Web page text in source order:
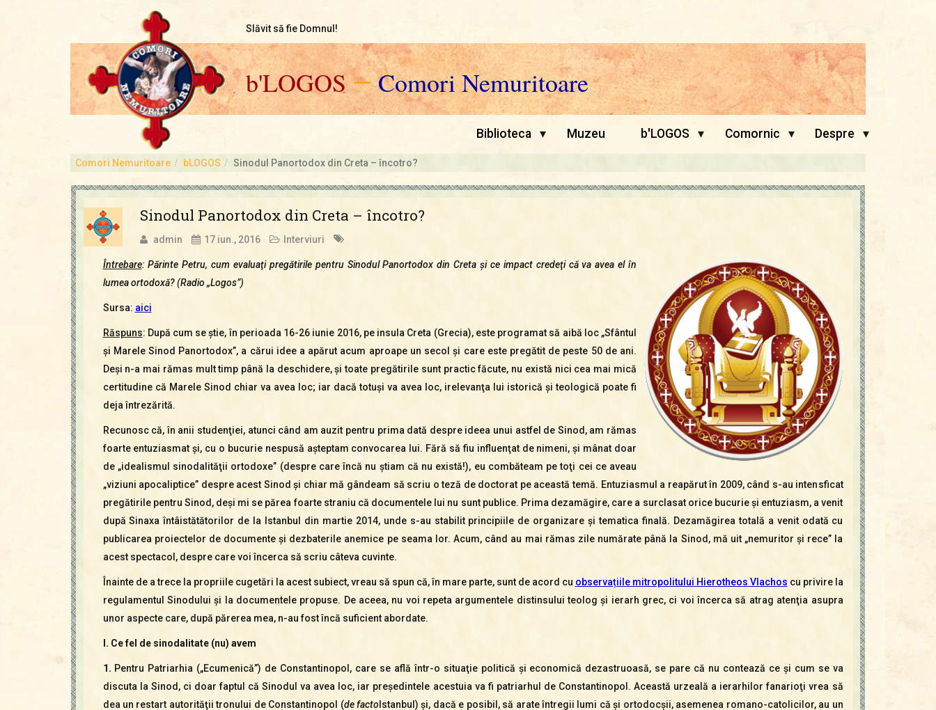
Slăvit să fie Domnul!
b'LOGOS—Comori Nemuritoare
Biblioteca ▾ Muzeu b'LOGOS ▾ Comornic ▾ Despre ▾
Comori Nemuritoare bLOGOS Sinodul Panortodox din Creta – încotro?
Sinodul Panortodox din Creta – încotro?
admin 17 iun., 2016 Interviuri
Întrebare: Părinte Petru, cum evaluaţi pregătirile pentru Sinodul Panortodox din Creta şi ce impact credeţi că va avea el în
lumea ortodoxă? (Radio „Logos”)
Sursa: aici
Răspuns: După cum se ştie, în perioada 16-26 iunie 2016, pe insula Creta (Grecia), este programat să aibă loc „Sfântul
şi Marele Sinod Panortodox”, a cărui idee a apărut acum aproape un secol şi care este pregătit de peste 50 de ani.
Deşi n-a mai rămas mult timp până la deschidere, şi toate pregătirile sunt practic făcute, nu există nici cea mai mică
certitudine că Marele Sinod chiar va avea loc; iar dacă totuşi va avea loc, irelevanţa lui istorică şi teologică poate fi
deja întrezărită.
Recunosc că, în anii studenţiei, atunci când am auzit pentru prima dată despre ideea unui astfel de Sinod, am rămas
foarte entuziasmat şi, cu o bucurie nespusă aşteptam convocarea lui. Fără să fiu influenţat de nimeni, şi mânat doar
de „idealismul sinodalităţii ortodoxe” (despre care încă nu ştiam că nu există!), eu combăteam pe toţi cei ce aveau
„viziuni apocaliptice” despre acest Sinod şi chiar mă gândeam să scriu o teză de doctorat pe această temă. Entuziasmul a reapărut în 2009, când s-au intensficat
pregătirile pentru Sinod, deşi mi se părea foarte straniu că documentele lui nu sunt publice. Prima dezamăgire, care a surclasat orice bucurie şi entuziasm, a venit
după Sinaxa întâistătătorilor de la Istanbul din martie 2014, unde s-au stabilit principiile de organizare şi tematica finală. Dezamăgirea totală a venit odată cu
publicarea proiectelor de documente şi dezbaterile anemice pe seama lor. Acum, când au mai rămas zile numărate până la Sinod, mă uit „nemuritor şi rece” la
acest spectacol, despre care voi încerca să scriu câteva cuvinte.
Înainte de a trece la propriile cugetări la acest subiect, vreau să spun că, în mare parte, sunt de acord cu observațiile mitropolitului Hierotheos Vlachos cu privire la
regulamentul Sinodului şi la documentele propuse. De aceea, nu voi repeta argumentele distinsului teolog şi ierarh grec, ci voi încerca să atrag atenţia asupra
unor aspecte care, după părerea mea, n-au fost încă suficient abordate.
I. Ce fel de sinodalitate (nu) avem
1. Pentru Patriarhia („Ecumenică”) de Constantinopol, care se află într-o situaţie politică şi economică dezastruoasă, se pare că nu contează ce şi cum se va
discuta la Sinod, ci doar faptul că Sinodul va avea loc, iar președintele acestuia va fi patriarhul de Constantinopol.Această urzeală a ierarhilor fanarioţi vrea să
dea un restart autorităţii tronului de Constantinopol (de factoIstanbul) şi, dacă e posibil, să arate întregii lumi că şi ortodocşii, asemenea romano-catolicilor, au un